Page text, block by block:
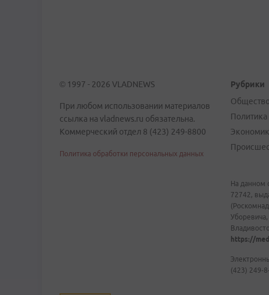
© 1997 - 2026 VLADNEWS
При любом использовании материалов
ссылка на vladnews.ru обязательна.
Коммерческий отдел 8 (423) 249-8800
Политика обработки персональных данных
Рубрики
Общество
Политика
На данном
72742,
https://
(423) 249-